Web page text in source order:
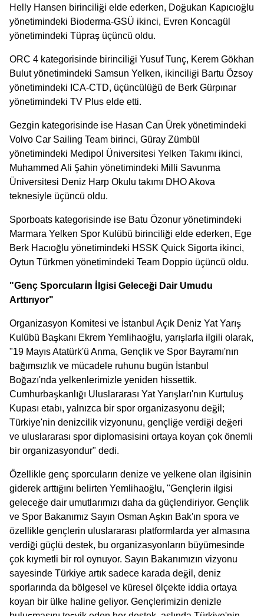
Helly Hansen birinciliği elde ederken, Doğukan Kapıcıoğlu
yönetimindeki Bioderma-GSÜ ikinci, Evren Koncagül
yönetimindeki Tüpraş üçüncü oldu.
ORC 4 kategorisinde birinciliği Yusuf Tunç, Kerem Gökhan
Bulut yönetimindeki Samsun Yelken, ikinciliği Bartu Özsoy
yönetimindeki ICA-CTD, üçüncülüğü de Berk Gürpınar
yönetimindeki TV Plus elde etti.
Gezgin kategorisinde ise Hasan Can Ürek yönetimindeki
Volvo Car Sailing Team birinci, Güray Zümbül
yönetimindeki Medipol Üniversitesi Yelken Takımı ikinci,
Muhammed Ali Şahin yönetimindeki Milli Savunma
Üniversitesi Deniz Harp Okulu takımı DHO Akova
teknesiyle üçüncü oldu.
Sporboats kategorisinde ise Batu Özonur yönetimindeki
Marmara Yelken Spor Kulübü birinciliği elde ederken, Ege
Berk Hacıoğlu yönetimindeki HSSK Quick Sigorta ikinci,
Oytun Türkmen yönetimindeki Team Doppio üçüncü oldu.
"Genç Sporcuların İlgisi Geleceği Dair Umudu
Arttırıyor"
Organizasyon Komitesi ve İstanbul Açık Deniz Yat Yarış
Kulübü Başkanı Ekrem Yemlihaoğlu, yarışlarla ilgili olarak,
"19 Mayıs Atatürk'ü Anma, Gençlik ve Spor Bayramı'nın
bağımsızlık ve mücadele ruhunu bugün İstanbul
Boğazı'nda yelkenlerimizle yeniden hissettik.
Cumhurbaşkanlığı Uluslararası Yat Yarışları'nın Kurtuluş
Kupası etabı, yalnızca bir spor organizasyonu değil;
Türkiye'nin denizcilik vizyonunu, gençliğe verdiği değeri
ve uluslararası spor diplomasisini ortaya koyan çok önemli
bir organizasyondur" dedi.
Özellikle genç sporcuların denize ve yelkene olan ilgisinin
giderek arttığını belirten Yemlihaoğlu, "Gençlerin ilgisi
geleceğe dair umutlarımızı daha da güçlendiriyor. Gençlik
ve Spor Bakanımız Sayın Osman Aşkın Bak'ın spora ve
özellikle gençlerin uluslararası platformlarda yer almasına
verdiği güçlü destek, bu organizasyonların büyümesinde
çok kıymetli bir rol oynuyor. Sayın Bakanımızın vizyonu
sayesinde Türkiye artık sadece karada değil, deniz
sporlarında da bölgesel ve küresel ölçekte iddia ortaya
koyan bir ülke haline geliyor. Gençlerimizin denizle